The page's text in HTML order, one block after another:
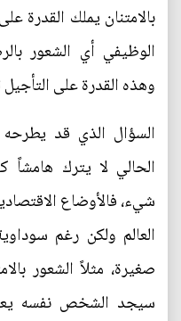
بالامتنان يملك القدرة
الوظيفي أي الشعور
وهذه القدرة على
السؤال الذي قد
الحالي لا يترك هامشاً
شيء، فالأوضاع
العالم ولكن رغم
صغيرة، مثلاً الشعور
سيجد الشخص نفسه